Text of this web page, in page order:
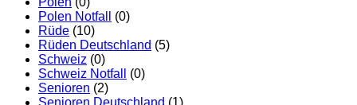
Polen Notfall
(0)
Rüde (10)
Rüden Deutschland (5)
Schweiz (0)
Schweiz Notfall
(0)
Senioren (2)
Senioren Deutschland (1)